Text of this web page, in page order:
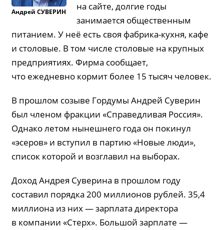
АндрейСУВЕРИН
на сайте, долгие годы
занимается общественным
питанием. У неё есть своя фабрика-кухня, кафе
и столовые. В том числе столовые на крупных
предприятиях. Фирма сообщает,
что ежедневно кормит более 15 тысяч человек.
В прошлом созыве Гордумы Андрей Суверин
был членом фракции «Справедливая Россия».
Однако летом нынешнего года он покинул
«эсеров» и вступил в партию «Новые люди»,
список которой и возглавил на выборах.
Доход Андрея Суверина в прошлом году
составил порядка 200 миллионов рублей. 35,4
миллиона из них — зарплата директора
в компании «Стерх». Большой зарплате —